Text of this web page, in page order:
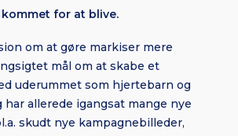
for at blive.
om at gøre markiser mere
mål om at skabe et
uderummet som hjertebarn og
har allerede igangsat mange nye
skudt nye kampagnebilleder,